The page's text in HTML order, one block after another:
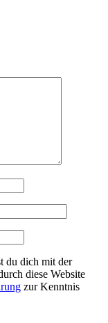
du dich mit der
diese Website
zur Kenntnis